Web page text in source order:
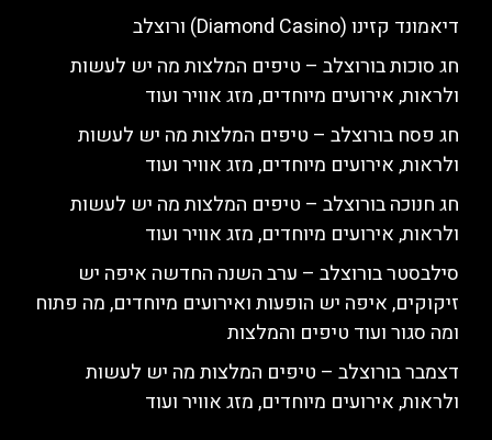
דיאמונד קזינו (Diamond Casino) ורוצלב
חג סוכות בורוצלב – טיפים המלצות מה יש לעשות
ולראות, אירועים מיוחדים, מזג אוויר ועוד
חג פסח בורוצלב – טיפים המלצות מה יש לעשות
ולראות, אירועים מיוחדים, מזג אוויר ועוד
חג חנוכה בורוצלב – טיפים המלצות מה יש לעשות
ולראות, אירועים מיוחדים, מזג אוויר ועוד
סילבסטר בורוצלב – ערב השנה החדשה איפה יש
זיקוקים, איפה יש הופעות ואירועים מיוחדים, מה פתוח
ומה סגור ועוד טיפים והמלצות
דצמבר בורוצלב – טיפים המלצות מה יש לעשות
ולראות, אירועים מיוחדים, מזג אוויר ועוד